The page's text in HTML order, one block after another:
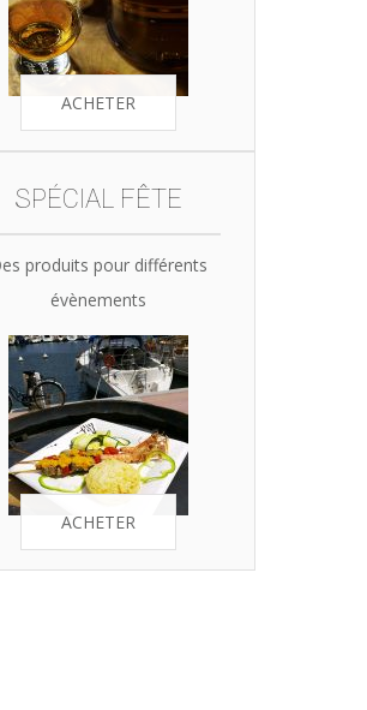
ACHETER
SPÉCIAL FÊTE
produits pour différents
évènements
ACHETER